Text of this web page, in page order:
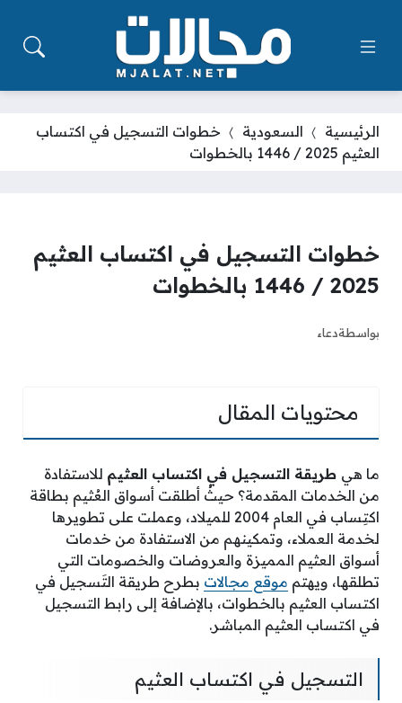
الرئيسية السعودية
خطوات التسجيل في اكتساب
العثيم 2025 / 1446 بالخطوات
خطوات التسجيل في اكتساب العثيم
2025 / 1446 بالخطوات
بواسطةدعاء
محتويات المقال
ما هي طريقة التسجيل في اكتساب العثيم للاستفادة
من الخدمات المقدمة؟ حيثُ أطلقت أسواق العُثيم بطاقة
اكتِساب في العام 2004 للميلاد، وعملت على تطويرها
لخدمة العملاء، وتمكينهم من الاستفادة من خدمات
أسواق العثيم المميزة والعروضات والخصومات التي
تطلقها، ويهتم موقع مجالات بطرح طريقة التَسجيل في
اكتساب العثيم بالخطوات، بالإضافة إلى رابط التسجيل
في اكتساب العثيم المباشر.
التسجيل في اكتساب العثيم